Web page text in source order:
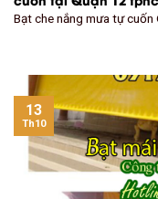
Bạt che nắng mưa tự cuốn
13
Th10